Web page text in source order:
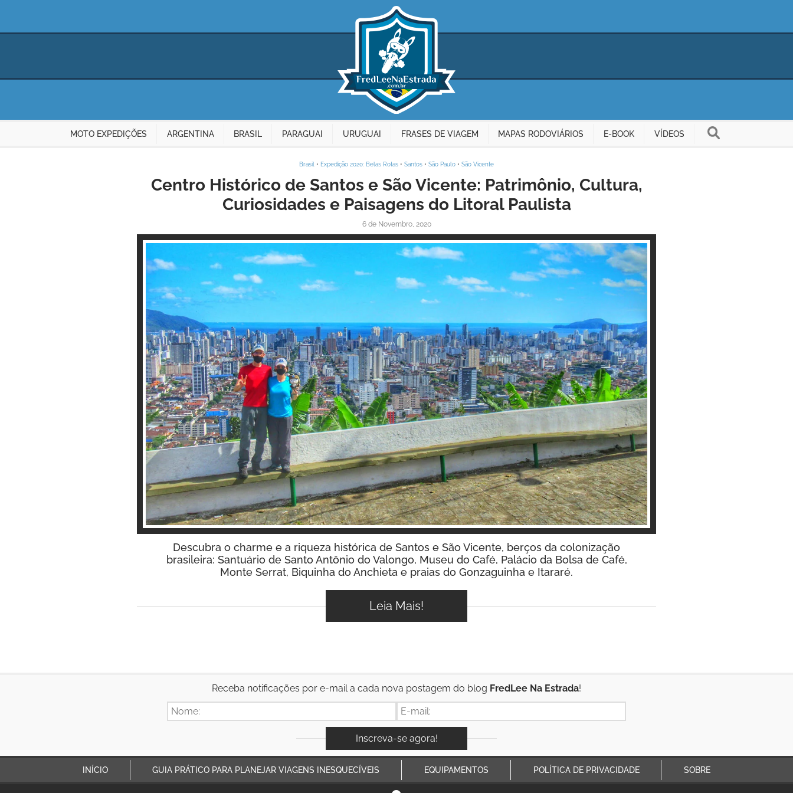
MOTO EXPEDIÇÕES ARGENTINA BRASIL PARAGUAI URUGUAI FRASES DE VIAGEM MAPAS RODOVIÁRIOS E-BOOK VÍDEOS
Brasil • Expedição 2020: Belas Rotas • Santos • São Paulo • São Vicente
Centro Histórico de Santos e São Vicente: Patrimônio, Cultura,
Curiosidades e Paisagens do Litoral Paulista
6 de Novembro, 2020
Inspire-se!
Descubra o charme e a riqueza histórica de Santos e São Vicente, berços da colonização
brasileira: Santuário de Santo Antônio do Valongo, Museu do Café, Palácio da Bolsa de Café,
Monte Serrat, Biquinha do Anchieta e praias do Gonzaguinha e Itararé.
Leia Mais!
Receba notificações por e-mail a cada nova postagem do blog FredLee Na Estrada!
INÍCIO GUIA PRÁTICO PARA PLANEJAR VIAGENS INESQUECÍVEIS EQUIPAMENTOS POLÍTICA DE PRIVACIDADE SOBRE